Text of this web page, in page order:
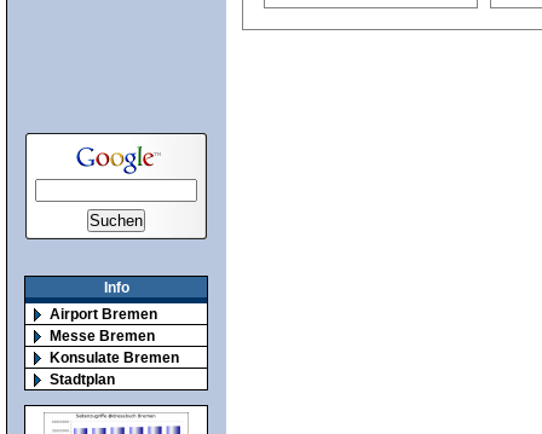
Info
Airport Bremen
Messe Bremen
Konsulate Bremen
Stadtplan